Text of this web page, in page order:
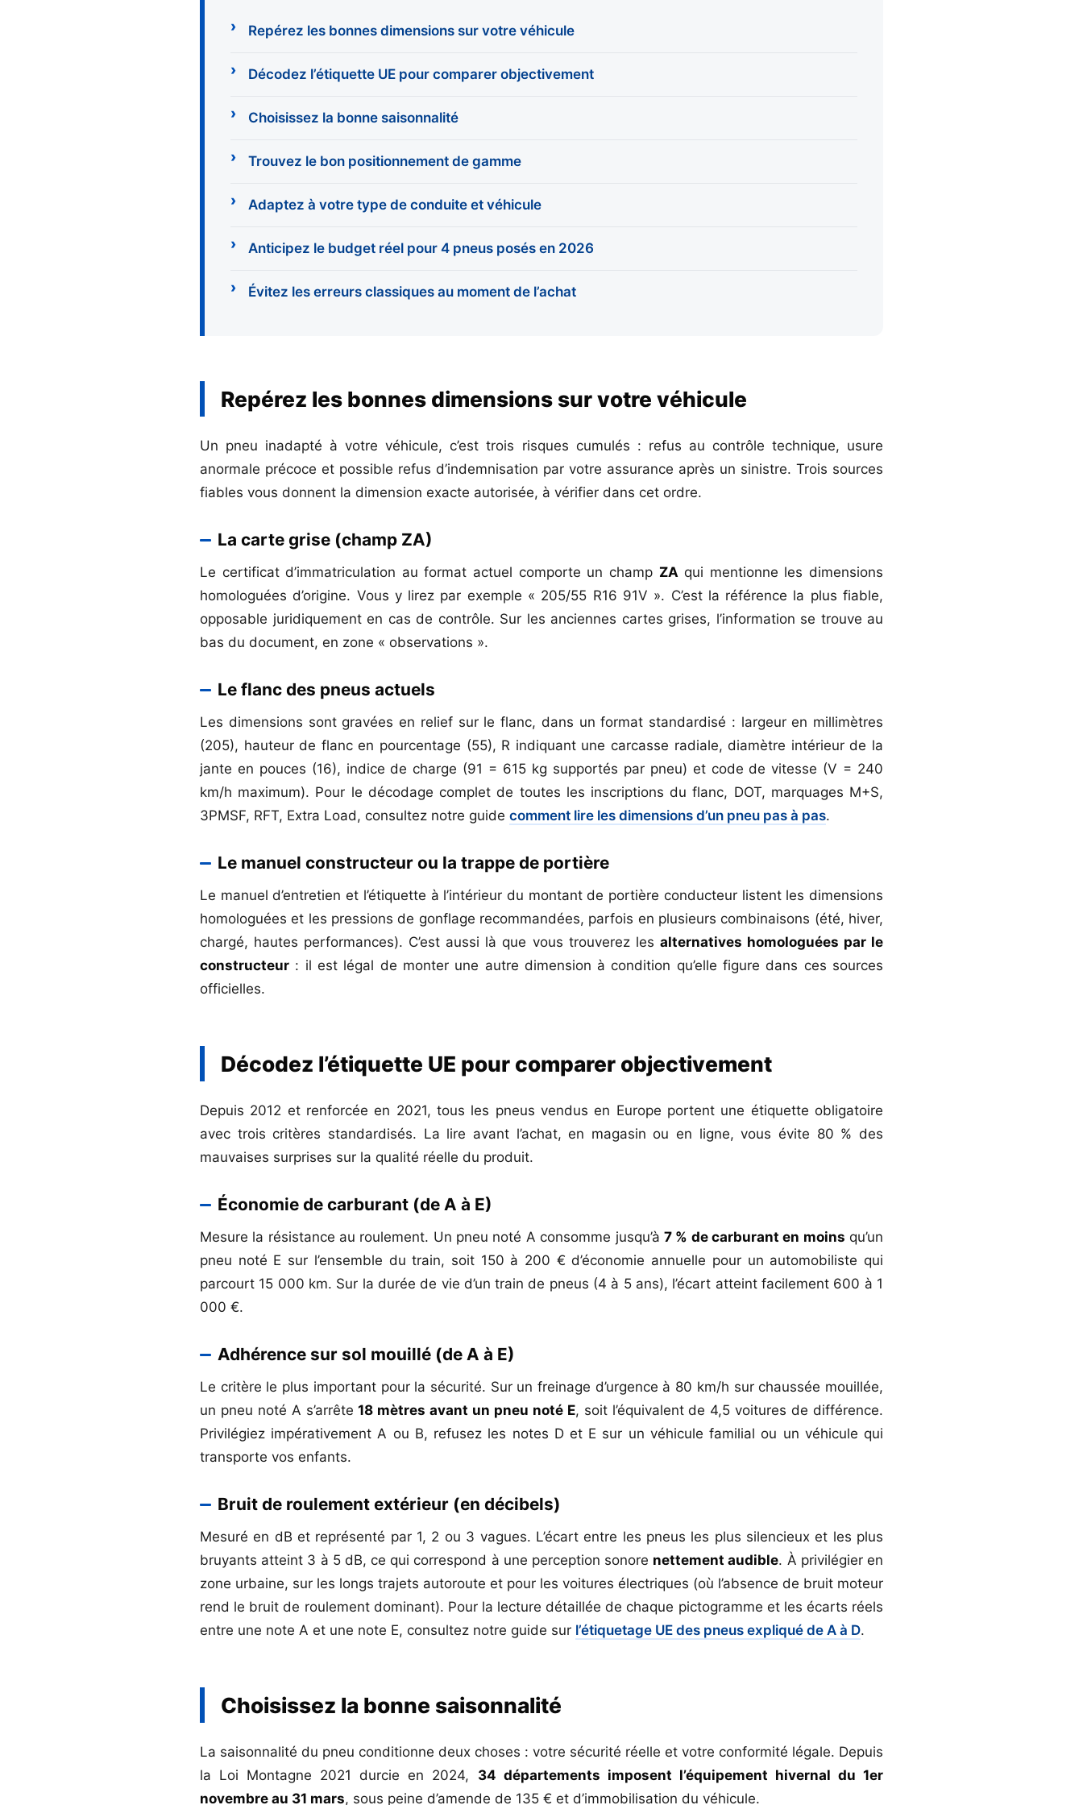
Repérez les bonnes dimensions sur votre véhicule
Décodez l’étiquette UE pour comparer objectivement
Choisissez la bonne saisonnalité
Trouvez le bon positionnement de gamme
Adaptez à votre type de conduite et véhicule
Anticipez le budget réel pour 4 pneus posés en 2026
Évitez les erreurs classiques au moment de l’achat
Repérez les bonnes dimensions sur votre véhicule
Un pneu inadapté à votre véhicule, c’est trois risques cumulés : refus au contrôle technique, usure
anormale précoce et possible refus d’indemnisation par votre assurance après un sinistre. Trois sources
fiables vous donnent la dimension exacte autorisée, à vérifier dans cet ordre.
La carte grise (champ ZA)
Le certificat d’immatriculation au format actuel comporte un champ ZA qui mentionne les dimensions
homologuées d’origine. Vous y lirez par exemple « 205/55 R16 91V ». C’est la référence la plus fiable,
opposable juridiquement en cas de contrôle. Sur les anciennes cartes grises, l’information se trouve au
bas du document, en zone « observations ».
Le flanc des pneus actuels
Les dimensions sont gravées en relief sur le flanc, dans un format standardisé : largeur en millimètres
(205), hauteur de flanc en pourcentage (55), R indiquant une carcasse radiale, diamètre intérieur de la
jante en pouces (16), indice de charge (91 = 615 kg supportés par pneu) et code de vitesse (V = 240
km/h maximum). Pour le décodage complet de toutes les inscriptions du flanc, DOT, marquages M+S,
3PMSF, RFT, Extra Load, consultez notre guide comment lire les dimensions d’un pneu pas à pas.
Le manuel constructeur ou la trappe de portière
Le manuel d’entretien et l’étiquette à l’intérieur du montant de portière conducteur listent les dimensions
homologuées et les pressions de gonflage recommandées, parfois en plusieurs combinaisons (été, hiver,
chargé, hautes performances). C’est aussi là que vous trouverez les alternatives homologuées par le
constructeur : il est légal de monter une autre dimension à condition qu’elle figure dans ces sources
officielles.
Décodez l’étiquette UE pour comparer objectivement
Depuis 2012 et renforcée en 2021, tous les pneus vendus en Europe portent une étiquette obligatoire
avec trois critères standardisés. La lire avant l’achat, en magasin ou en ligne, vous évite 80 % des
mauvaises surprises sur la qualité réelle du produit.
Économie de carburant (de A à E)
Mesure la résistance au roulement. Un pneu noté A consomme jusqu’à 7 % de carburant en moins qu’un
pneu noté E sur l’ensemble du train, soit 150 à 200 € d’économie annuelle pour un automobiliste qui
parcourt 15 000 km. Sur la durée de vie d’un train de pneus (4 à 5 ans), l’écart atteint facilement 600 à 1
000 €.
Adhérence sur sol mouillé (de A à E)
Le critère le plus important pour la sécurité. Sur un freinage d’urgence à 80 km/h sur chaussée mouillée,
un pneu noté A s’arrête18 mètres avant un pneu noté E, soit l’équivalent de 4,5 voitures de différence.
Privilégiez impérativement A ou B, refusez les notes D et E sur un véhicule familial ou un véhicule qui
transporte vos enfants.
Bruit de roulement extérieur (en décibels)
Mesuré en dB et représenté par 1, 2 ou 3 vagues. L’écart entre les pneus les plus silencieux et les plus
bruyants atteint 3 à 5 dB, ce qui correspond à une perception sonore nettement audible. À privilégier en
zone urbaine, sur les longs trajets autoroute et pour les voitures électriques (où l’absence de bruit moteur
rend le bruit de roulement dominant). Pour la lecture détaillée de chaque pictogramme et les écarts réels
entre une note A et une note E, consultez notre guide sur l’étiquetage UE des pneus expliqué de A à D.
Choisissez la bonne saisonnalité
La saisonnalité du pneu conditionne deux choses : votre sécurité réelle et votre conformité légale. Depuis
la Loi Montagne 2021 durcie en 2024, 34 départements imposent l’équipement hivernal du 1er
novembre au 31 mars, sous peine d’amende de 135 € et d’immobilisation du véhicule.